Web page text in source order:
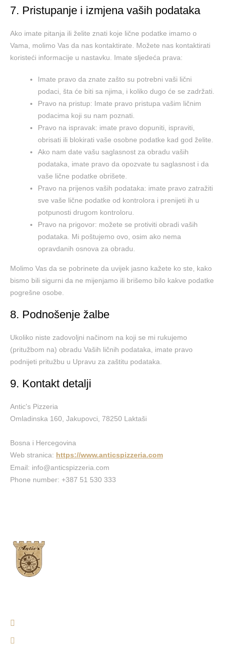
7. Pristupanje i izmjena vaših podataka
Ako imate pitanja ili želite znati koje lične podatke imamo o
Vama, molimo Vas da nas kontaktirate. Možete nas kontaktirati
koristeći informacije u nastavku. Imate sljedeća prava:
Imate pravo da znate zašto su potrebni vaši lični
podaci, šta će biti sa njima, i koliko dugo će se zadržati.
Pravo na pristup: Imate pravo pristupa vašim ličnim
podacima koji su nam poznati.
Pravo na ispravak: imate pravo dopuniti, ispraviti,
obrisati ili blokirati vaše osobne podatke kad god želite.
Ako nam date vašu saglasnost za obradu vaših
podataka, imate pravo da opozvate tu saglasnost i da
vaše lične podatke obrišete.
Pravo na prijenos vaših podataka: imate pravo zatražiti
sve vaše lične podatke od kontrolora i prenijeti ih u
potpunosti drugom kontroloru.
Pravo na prigovor: možete se protiviti obradi vaših
podataka. Mi poštujemo ovo, osim ako nema
opravdanih osnova za obradu.
Molimo Vas da se pobrinete da uvijek jasno kažete ko ste, kako
bismo bili sigurni da ne mijenjamo ili brišemo bilo kakve podatke
pogrešne osobe.
8. Podnošenje žalbe
Ukoliko niste zadovoljni načinom na koji se mi rukujemo
(pritužbom na) obradu Vaših ličnih podataka, imate pravo
podnijeti pritužbu u Upravu za zaštitu podataka.
9. Kontakt detalji
Antic's Pizzeria
Omladinska 160, Jakupovci, 78250 Laktaši
Bosna i Hercegovina
Web stranica: https://www.anticspizzeria.com
Email: info@anticspizzeria.com
Phone number: +387 51 530 333